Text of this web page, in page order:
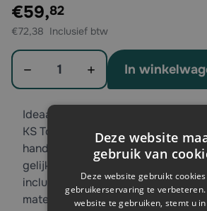
Exclusief btw:
€59,82
€72,38
Aantal
In
Ideaal voor in de werkplaats en bij
KS Tools digitale-multimeter
handige basis-meetfuncties. De
gelijkspanning tot 600v en wordt
inclusief testpennen. Gemaakt van
materiaal.
Deze website
gebruik van
Deze website gebruikt
gebruikerservaring te
website te gebruiken, stemt u